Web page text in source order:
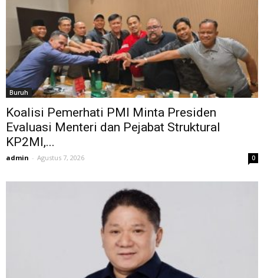
Buruh
Koalisi Pemerhati PMI Minta Presiden
Evaluasi Menteri dan Pejabat Struktural
KP2MI,...
admin - Agustus 7, 2026 0